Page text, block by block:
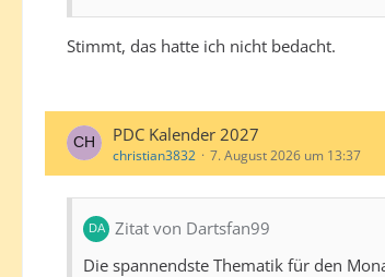
Stimmt, das hatte ich nicht bedacht.
PDC Kalender 2027
christian3832 7. August 2026 um 13:37
Zitat von Dartsfan99
Die spannendste Thematik für den